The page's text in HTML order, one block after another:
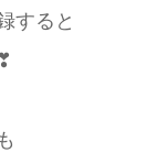
すると